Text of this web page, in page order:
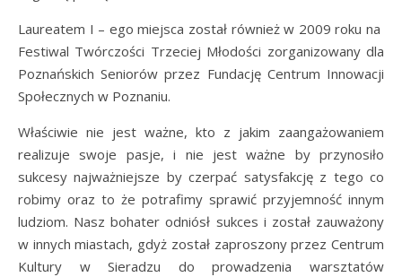
Laureatem I – ego miejsca został również w 2009 roku na
Festiwal Twórczości Trzeciej Młodości zorganizowany dla
Poznańskich Seniorów przez Fundację Centrum Innowacji
Społecznych w Poznaniu.
Właściwie nie jest ważne, kto z jakim zaangażowaniem
realizuje swoje pasje, i nie jest ważne by przynosiło
sukcesy najważniejsze by czerpać satysfakcję z tego co
robimy oraz to że potrafimy sprawić przyjemność innym
ludziom. Nasz bohater odniósł sukces i został zauważony
w innych miastach, gdyż został zaproszony przez Centrum
Kultury w Sieradzu do prowadzenia warsztatów